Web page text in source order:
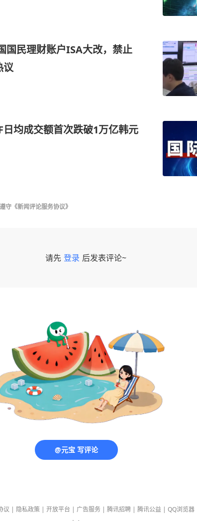
国民理财账户ISA大改，禁止
议
均成交额首次跌破1万亿韩元
守 《新闻评论服务协议》
请先 登录 后发表评论~
@元宝 写评论
议 | 隐私政策 | 开放平台 | 广告服务 | 腾讯招聘 | 腾讯公益 | QQ浏览器